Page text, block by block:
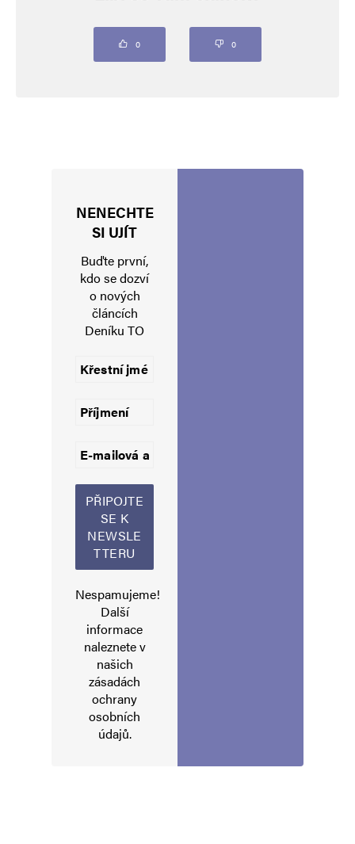
Uložit do prohlížeče jméno, e-mail a webovou stránku pro budoucí
Informujte mě o nových komentářích e-mailem.
Alternative:
0 0
NENECHTE
SI UJÍT
Buďte první,
kdo se dozví
o nových
článcích
Deníku TO
Nespamujeme!
Další
informace
naleznete v
našich
zásadách
ochrany
osobních
údajů.